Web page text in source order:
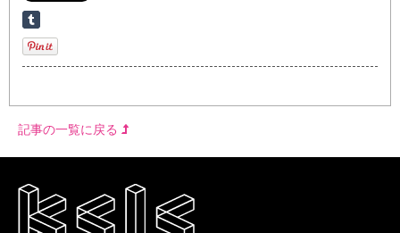
記事の一覧に戻る